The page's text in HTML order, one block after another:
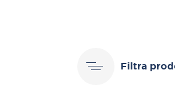
Filtra